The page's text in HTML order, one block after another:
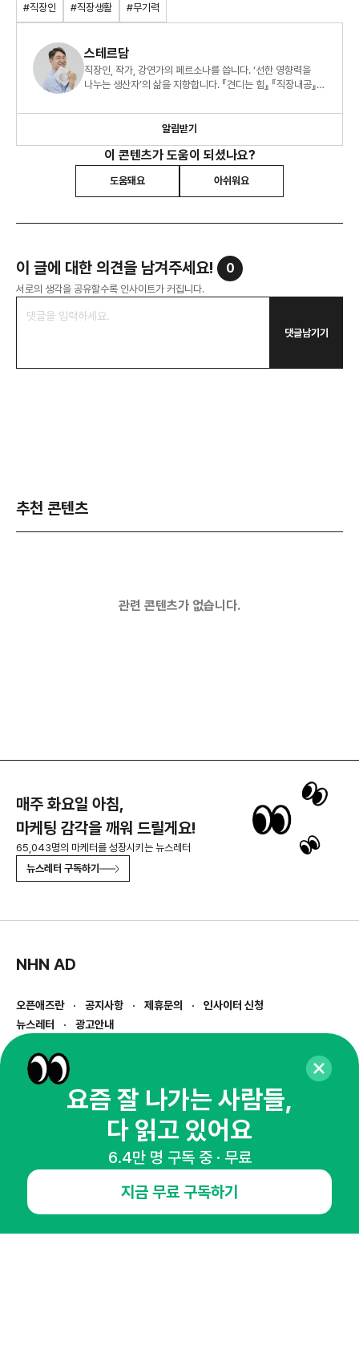
#직장인 #직장생활 #무기력
스테르담
직장인, 작가, 강연가의 페르소나를 씁니다. ‘선한 영향력을
나누는 생산자’의 삶을 지향합니다. 『견디는 힘』 『직장내공』
알림받기
이 콘텐츠가 도움이 되셨나요?
도움돼요 아쉬워요
이 글에 대한 의견을 남겨주세요! 0
서로의 생각을 공유할수록 인사이트가 커집니다.
댓글남기기
추천 콘텐츠
관련 콘텐츠가 없습니다.
매주 화요일 아침,
마케팅 감각을 깨워 드릴게요!
65,043명의 마케터를 성장시키는 뉴스레터
뉴스레터 구독하기
NHN AD
오픈애즈란 공지사항 제휴문의
인사이터 신청
뉴스레터
광고안내
경기도 성남시 분당구 대왕판교로645번길 16
사업자등록번호 : 144-81-27690(
통신판매업신고번호 : 2014-경기성남-1023
호스팅서비스사업자 : 오픈애즈
1800-2198
openads@openads.co.kr
이용약관
instagramthreadkakaotalk
요즘 잘 나가는 사람들,
다 읽고 있어요
6.4만 명 구독 중 · 무료
지금 무료 구독하기